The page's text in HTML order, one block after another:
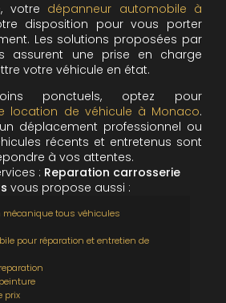
votre dépanneur automobile à
disposition pour vous porter
Les solutions proposées par
assurent une prise en charge
votre véhicule en état.
ponctuels, optez pour
location de véhicule à Monaco.
déplacement professionnel ou
récents et entretenus sont
à vos attentes.
: Reparation carrosserie
vous propose aussi :
mécanique tous véhicules
pour réparation et entretien de
prix